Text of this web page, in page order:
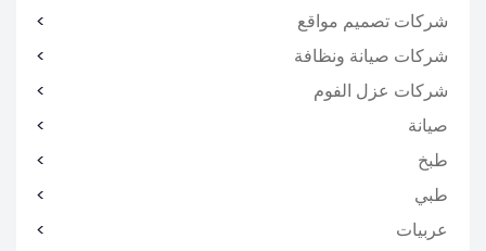
شركات تصميم مواقع
شركات صيانة ونظافة
شركات عزل الفوم
صيانة
طبخ
طبي
عربيات